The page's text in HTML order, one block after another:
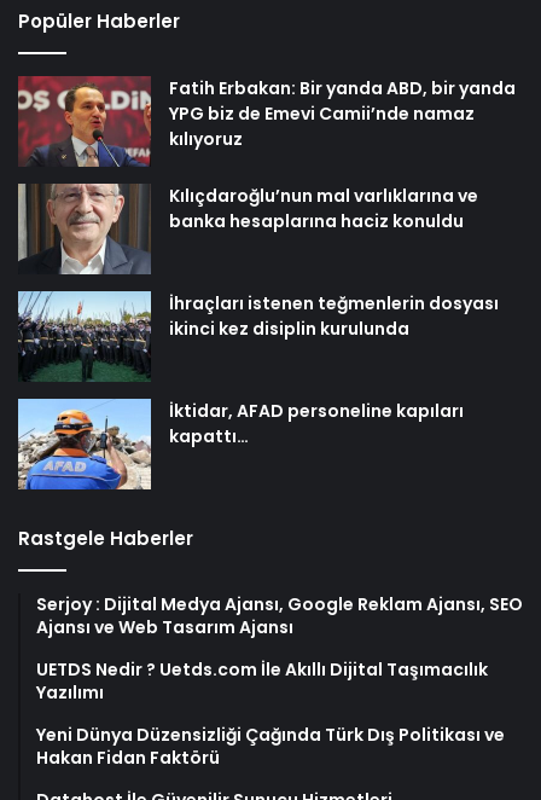
Popüler Haberler
Fatih Erbakan: Bir yanda ABD, bir yanda
YPG biz de Emevi Camii’nde namaz
kılıyoruz
Kılıçdaroğlu’nun mal varlıklarına ve
banka hesaplarına haciz konuldu
İhraçları istenen teğmenlerin dosyası
ikinci kez disiplin kurulunda
İktidar, AFAD personeline kapıları
kapattı…
Rastgele Haberler
Serjoy : Dijital Medya Ajansı, Google Reklam Ajansı, SEO
Ajansı ve Web Tasarım Ajansı
UETDS Nedir ? Uetds.com İle Akıllı Dijital Taşımacılık
Yazılımı
Yeni Dünya Düzensizliği Çağında Türk Dış Politikası ve
Hakan Fidan Faktörü